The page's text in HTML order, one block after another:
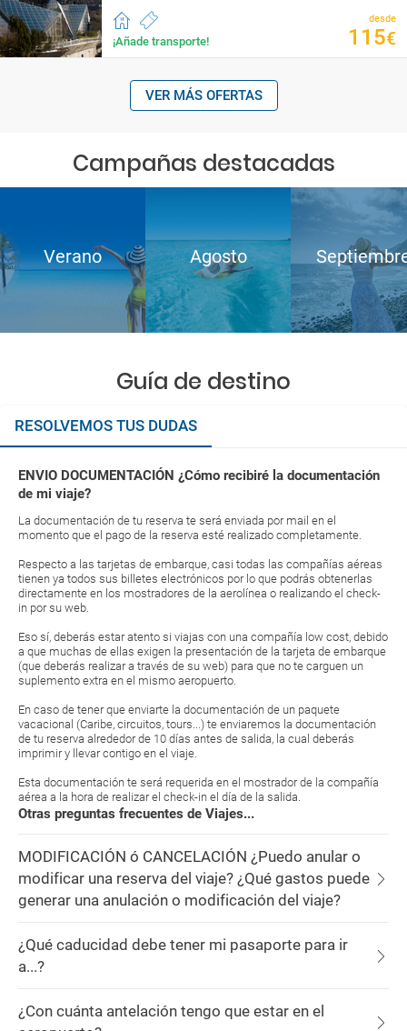
¡Añade transporte!
desde
115€
VER MÁS OFERTAS
Campañas destacadas
Verano Agosto
Guía de destino
RESOLVEMOS TUS DUDAS
ENVIO DOCUMENTACIÓN ¿Cómo recibiré la documentación
de mi viaje?
La documentación de tu reserva te será enviada por mail en el
momento que el pago de la reserva esté realizado completamente.
Respecto a las tarjetas de embarque, casi todas las compañías aéreas
tienen ya todos sus billetes electrónicos por lo que podrás obtenerlas
directamente en los mostradores de la aerolínea o realizando el check-
in por su web.
Eso sí, deberás estar atento si viajas con una compañía low cost, debido
a que muchas de ellas exigen la presentación de la tarjeta de embarque
(que deberás realizar a través de su web) para que no te carguen un
suplemento extra en el mismo aeropuerto.
En caso de tener que enviarte la documentación de un paquete
vacacional (Caribe, circuitos, tours...) te enviaremos la documentación
de tu reserva alrededor de 10 días antes de salida, la cual deberás
imprimir y llevar contigo en el viaje.
Esta documentación te será requerida en el mostrador de la compañía
aérea a la hora de realizar el check-in el día de la salida.
Otras preguntas frecuentes de Viajes...
MODIFICACIÓN ó CANCELACIÓN ¿Puedo anular o
modificar una reserva del viaje? ¿Qué gastos puede
generar una anulación o modificación del viaje?
¿Qué caducidad debe tener mi pasaporte para ir
a...?
¿Con cuánta antelación tengo que estar en el